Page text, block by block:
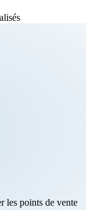
les points de vente